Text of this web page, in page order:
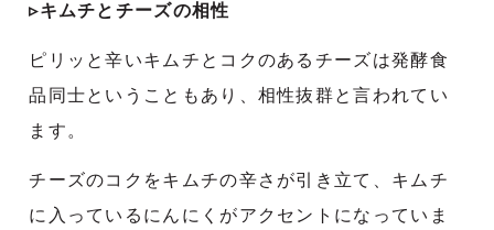
▹キムチとチーズの相性
ピリッと辛いキムチとコクのあるチーズは発酵食
品同士ということもあり、相性抜群と言われてい
ます。
チーズのコクをキムチの辛さが引き立て、キムチ
に入っているにんにくがアクセントになっていま